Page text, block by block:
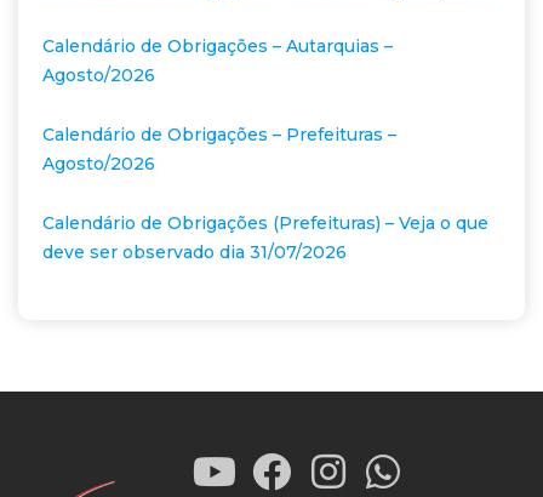
Calendário de Obrigações – Autarquias –
Agosto/2026
Calendário de Obrigações – Prefeituras –
Agosto/2026
Calendário de Obrigações (Prefeituras) – Veja o que
deve ser observado dia 31/07/2026